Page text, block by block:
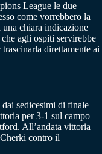
League le due
come vorrebbero la
una chiara indicazione
agli ospiti servirebbe
direttamente ai
sedicesimi di finale
per 3-1 sul campo
All’andata vittoria
contro il